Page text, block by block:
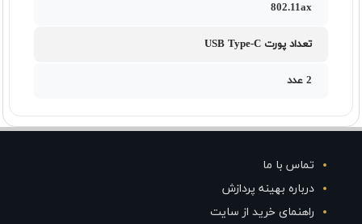
802.11ax
تعداد پورت USB Type-C
2 عدد
تماس با ما
درباره بهینه پردازش
راهنمای خرید از سایت